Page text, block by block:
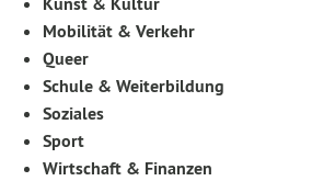
Mobilität & Verkehr
Queer
Schule & Weiterbildung
Soziales
Sport
Wirtschaft & Finanzen